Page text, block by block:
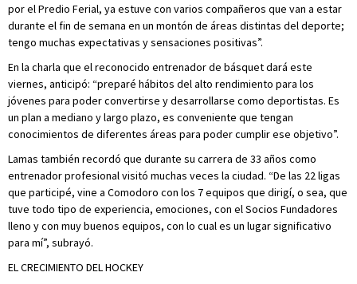
por el Predio Ferial, ya estuve con varios compañeros que van a estar
durante el fin de semana en un montón de áreas distintas del deporte;
tengo muchas expectativas y sensaciones positivas”.
En la charla que el reconocido entrenador de básquet dará este
viernes, anticipó: “preparé hábitos del alto rendimiento para los
jóvenes para poder convertirse y desarrollarse como deportistas. Es
un plan a mediano y largo plazo, es conveniente que tengan
conocimientos de diferentes áreas para poder cumplir ese objetivo”.
Lamas también recordó que durante su carrera de 33 años como
entrenador profesional visitó muchas veces la ciudad. “De las 22 ligas
que participé, vine a Comodoro con los 7 equipos que dirigí, o sea, que
tuve todo tipo de experiencia, emociones, con el Socios Fundadores
lleno y con muy buenos equipos, con lo cual es un lugar significativo
para mí”, subrayó.
EL CRECIMIENTO DEL HOCKEY